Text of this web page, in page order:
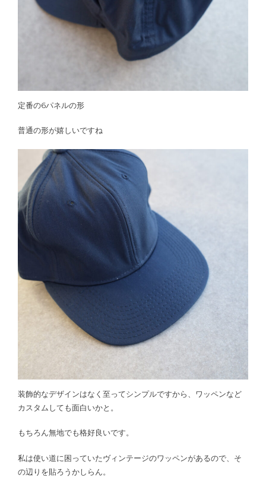
定番の6パネルの形
普通の形が嬉しいですね
装飾的なデザインはなく至ってシンプルですから、ワッペンなど
カスタムしても面白いかと。
もちろん無地でも格好良いです。
私は使い道に困っていたヴィンテージのワッペンがあるので、そ
の辺りを貼ろうかしらん。